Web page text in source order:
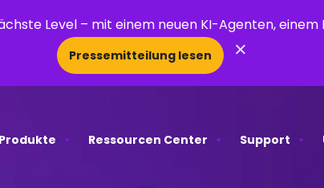
Level – mit einem neuen KI-Agenten,
Pressemitteilung lesen ×
Produkte Ressourcen Center Support